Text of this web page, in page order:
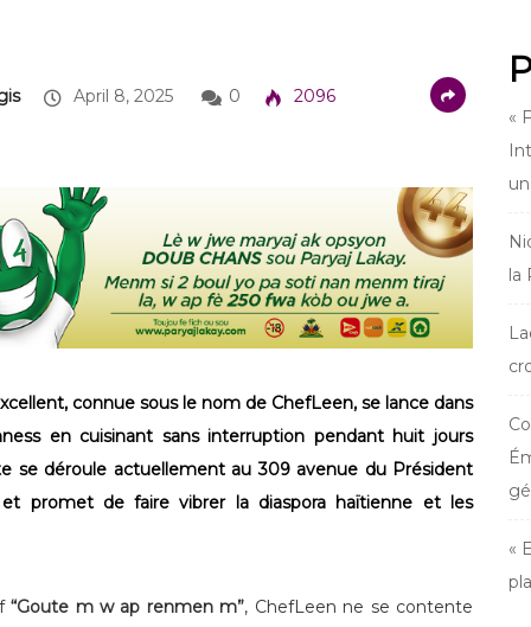
April 8, 2025 0 2096
connue sous le nom de ChefLeen, se lance dans
en cuisinant sans interruption pendant huit jours
se déroule actuellement au 309 avenue du Président
et promet de faire vibrer la diaspora haïtienne et les
“Goute m w ap renmen m”, ChefLeen ne se contente
«
la
«